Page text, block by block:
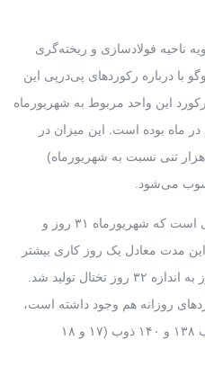
ناحیه فولادسازی و ریخته‌گری
با درباره رکوردهای پی‌درپی این
آخرین رکورد این واحد مربوط به شهریورماه
هزار تن تختال در ماه بوده است. این میزان در
اسفندماه به ۶۶۰ هزار تن (رشد ۲۳ هزار تنی نسبت به شهریورماه)
می‌شود.
وی افزود: این افزایش تولید در حالی است که شهریورماه ۳۱ روز و
در این مدت معادل یک روز کاری بیشتر
تولید کردیم. به بیان دیگر طی ۳۰ روز به اندازه ۳۲ روز تختال تولید شد.
روزانه هم وجود داشته است،
برای مثال طی دو روز پیاپی به ترتیب ۱۳۸ و ۱۴۰ ذوب (۱۷ و ۱۸